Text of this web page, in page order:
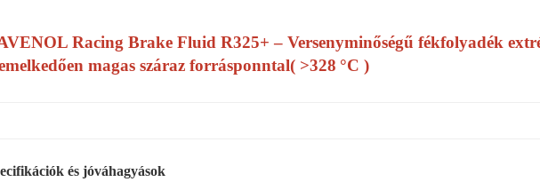
Racing Brake Fluid R325+ – Versenyminőségű fékfolyadék
magas száraz forrásponntal( >328 °C )
és jóváhagyások